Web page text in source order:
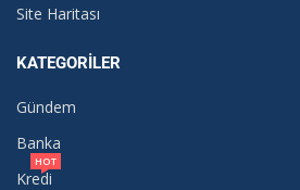
Site Haritası
KATEGORILER
Gündem
Banka
Kredi
HOT